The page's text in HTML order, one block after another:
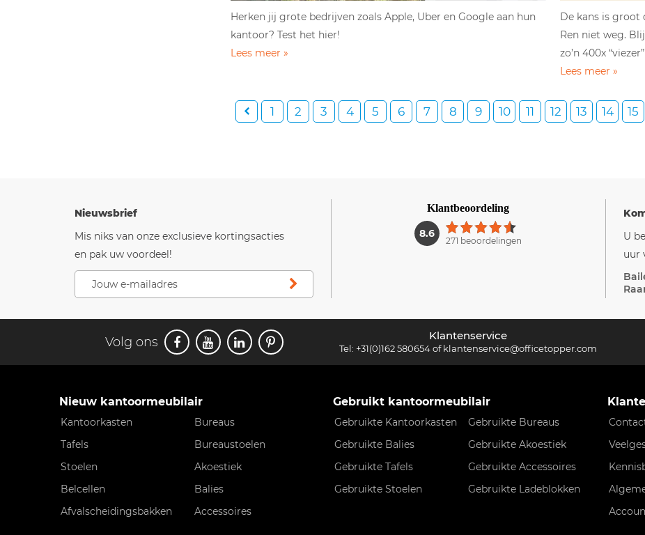
Herken jij grote bedrijven zoals Apple, Uber en Google aan hun
kantoor? Test het hier!
Lees meer »
De kans is groot
Ren niet weg.
zo’n 400x
Lees meer »
1 2 3 4 5 6 7 8 9 10 11 12 13 14 15
Nieuwsbrief
Mis niks van onze exclusieve kortingsacties
en pak uw voordeel!
Klantbeoordeling
8.6 1
271 beoordelingen
U
uur
Volg ons Klantenservice
Tel: +31(0)162 580654ofklantenservice@officetopper.com
Nieuw kantoormeubilair
Kantoorkasten
Bureaus
Tafels
Bureaustoelen
Stoelen
Akoestiek
Belcellen
Balies
Afvalscheidingsbakken
Accessoires
Gebruikt kantoormeubilair
Gebruikte Kantoorkasten
Gebruikte Bureaus
Gebruikte Balies
Gebruikte Akoestiek
Gebruikte Tafels
Gebruikte Accessoires
Gebruikte Stoelen
Gebruikte Ladeblokken